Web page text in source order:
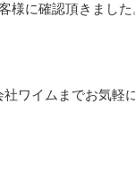
様に確認頂きました
ワイムまでお気軽